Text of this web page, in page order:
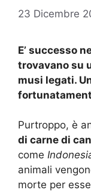
23 Dicembre
E’ successo
trovavano su
musi legati.
Purtroppo, è
di carne di
come
animali
morte per